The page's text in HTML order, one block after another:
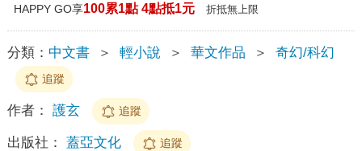
HAPPY GO享100累1點 4點抵1元 折抵無上限
分類： 中文書 ＞ 輕小說 ＞ 華文作品 ＞ 奇幻/科幻
追蹤
作者： 護玄 追蹤
出版社： 蓋亞文化 追蹤